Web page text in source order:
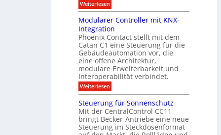
g
r
a
u
c
h
m
e
l
d
e
r
n
u
n
g
s
z
e
n
t
r
u
m
2
6
g
e
h
t
e
r
f
o
l
g
r
e
i
c
h
z
u
t
s
n
s
o
r
m
i
t
D
i
s
p
a
y
Weiterlesen:
E
g
e
-
A
I
f
ü
r
G
e
b
u
d
e
:
Modularer Controller mit KNX-
Integration
Phoenix Contact stellt mit dem
Catan C1 eine Steuerung für die
Gebäudeautomation vor, die
eine offene Architektur,
modulare Erweiterbarkeit und
Interoperabilität verbindet.
Weiterlesen:
M
d
u
l
a
Steuerung für Sonnenschutz
Mit der CentralControl CC11
bringt Becker-Antriebe eine neue
Steuerung im Steckdosenformat